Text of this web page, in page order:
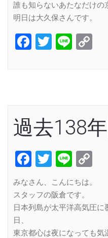
誰も知らないあたなだけの
明日は大久保さんです。
Facebook
Twitter
Line
過去138
Facebook
Twitter
Line
みなさん、こんにちは。
スタッフの阪倉です。
日本列島が太平洋高気圧に
日、
東京都心は夜になっても気